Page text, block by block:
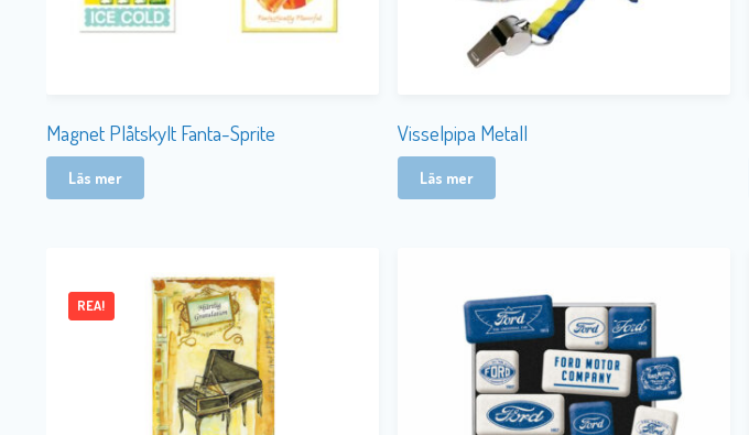
Magnet Plåtskylt Fanta-Sprite
Läs mer
Visselpipa Metall
Läs mer
REA!